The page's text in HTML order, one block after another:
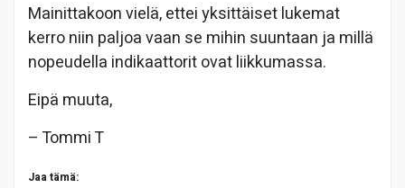
Mainittakoon vielä, ettei yksittäiset lukemat
kerro niin paljoa vaan se mihin suuntaan ja millä
nopeudella indikaattorit ovat liikkumassa.
Eipä muuta,
– Tommi T
Jaa tämä: